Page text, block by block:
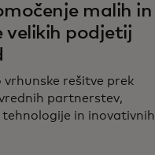
malih in
velikih podjetij
vrhunske rešitve prek
partnerstev,
tehnologije in inovativnih